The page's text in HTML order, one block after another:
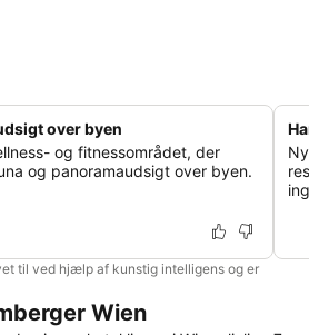
over byen
og fitnessområdet, der
og panoramaudsigt over byen.
til ved hjælp af kunstig intelligens og er
Wien